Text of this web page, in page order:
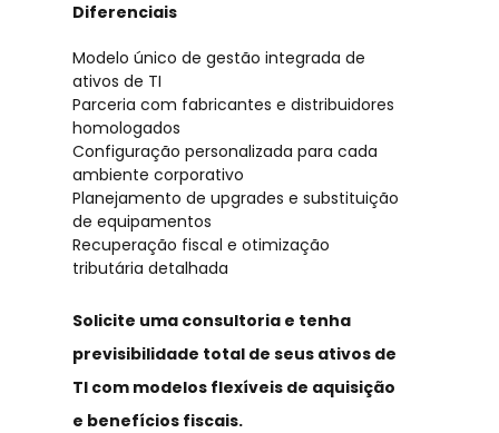
Diferenciais
Modelo único de gestão integrada de
ativos de TI
Parceria com fabricantes e distribuidores
homologados
Configuração personalizada para cada
ambiente corporativo
Planejamento de upgrades e substituição
de equipamentos
Recuperação fiscal e otimização
tributária detalhada
Solicite uma consultoria e tenha
previsibilidade total de seus ativos de
TI com modelos flexíveis de aquisição
e benefícios fiscais.